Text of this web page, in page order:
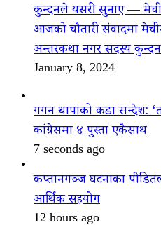
कुन्दनले यसरी सुनाए —
आजको चौतारी संवादमा
अन्तरकथा नगर सदस्य
January 8, 2024
गगन थापाको कडा सन्देश:
कांग्रेसमा ४ पुस्ता एकैसाथ
7 seconds ago
कप्तानगञ्ज घटनाका
आर्थिक सहयोग
12 hours ago